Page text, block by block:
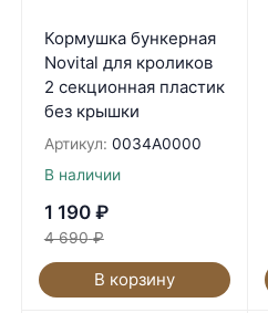
Кормушка бункерная
Novital для кроликов
2 секционная пластик
без крышки
Артикул: 0034A0000
В наличии
1 190 ₽
4 690 ₽
В корзину